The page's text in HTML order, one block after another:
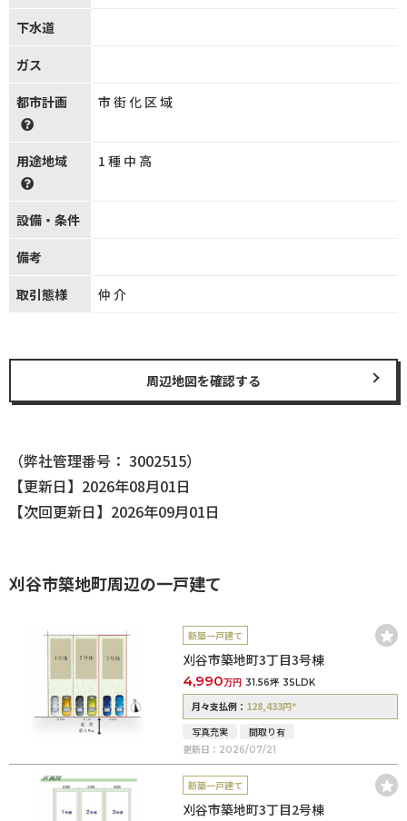
下水道
ガス
都市計画 市街化区域
用途地域 1種中高
設備・条件
備考
取引態様 仲介
周辺地図を確認する
（弊社管理番号： 3002515）
【更新日】2026年08月01日
【次回更新日】2026年09月01日
刈谷市築地町周辺の一戸建て
新築一戸建て
刈谷市築地町3丁目3号棟
4,990万円 31.56坪 3SLDK
月々支払例： 128,433円*
写真充実
間取り有
更新日： 2026/07/21
新築一戸建て
刈谷市築地町3丁目2号棟